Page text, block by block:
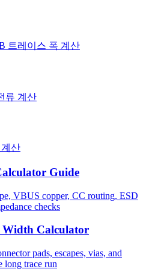
트레이스 폭 계산
류 계산
산
Guide
VBUS copper, CC routing, ESD
checks
Width Calculator
pads, escapes, vias, and
long trace run